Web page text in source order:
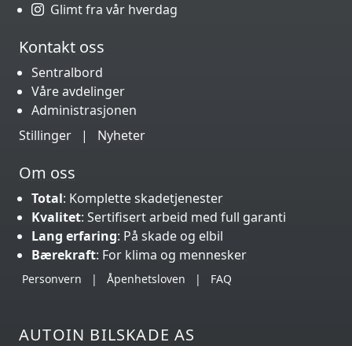
Glimt fra vår hverdag
Kontakt oss
Sentralbord
Våre avdelinger
Administrasjonen
Stillinger | Nyheter
Om oss
Total: Komplette skadetjenester
Kvalitet: Sertifisert arbeid med full garanti
Lang erfaring: På skade og elbil
Bærekraft: For klima og mennesker
Personvern | Åpenhetsloven | FAQ
AUTOIN BILSKADE AS